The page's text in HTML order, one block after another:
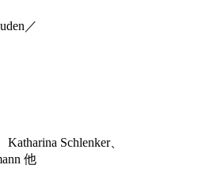
／
Schlenker、
他